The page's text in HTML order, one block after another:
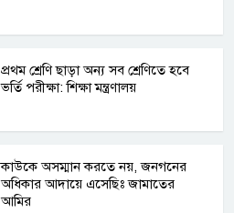
প্রথম শ্রেণি ছাড়া অন্য সব শ্রেণিতে হবে
ভর্তি পরীক্ষা: শিক্ষা মন্ত্রণালয়
কাউকে অসম্মান করতে নয়, জনগনের
অধিকার আদায়ে এসেছিঃ জামাতের
আমির